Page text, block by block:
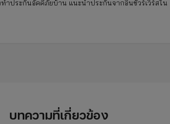
ำประกันอัคคีภัยบ้าน แนะนำประกันจากอินชัวร์เวิร์สใน
บทความที่เกี่ยวข้อง